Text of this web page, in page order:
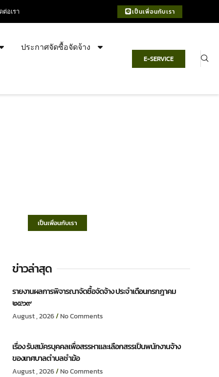
ต่อเรา เป็นเพื่อนกับเรา
ประกาศจัดซื้อจัดจ้าง
E-SERVICE
เป็นเพื่อนกับเรา
ข่าวล่าสุด
รายงานผลการพิจารณาจัดซื้อจัดจ้าง ประจำเดือนกรกฎาคม
๒๕๖๙
August , 2026 No Comments
เรื่อง รับสมัครบุคคลเพื่อสรรหาและเลือกสรรเป็นพนักงานจ้าง
ของเทศบาลตำบลชำฆ้อ
August , 2026 No Comments